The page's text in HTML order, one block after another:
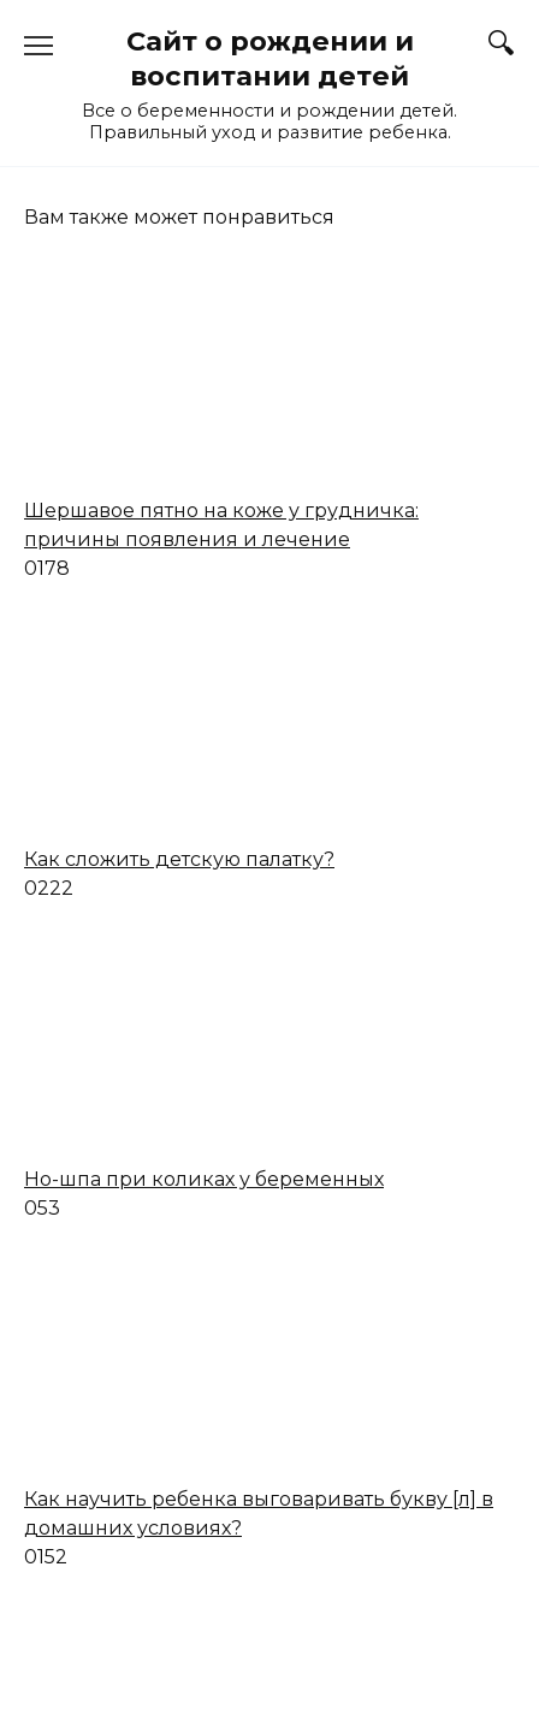
Сайт о рождении и
воспитании детей
Все о беременности и рождении детей.
Правильный уход и развитие ребенка.
Вам также может понравиться
Шершавое пятно на коже у грудничка:
причины появления и лечение
0178
Как сложить детскую палатку?
0222
Но-шпа при коликах у беременных
053
Как научить ребенка выговаривать букву [л] в
домашних условиях?
0152